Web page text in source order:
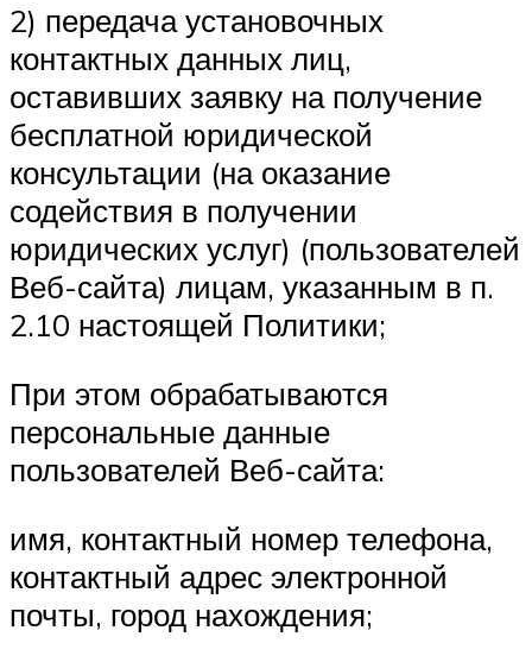
2) передача установочных
контактных данных лиц,
оставивших заявку на получение
бесплатной юридической
консультации (на оказание
содействия в получении
юридических услуг) (пользователей
Веб-сайта) лицам, указанным в п.
2.10 настоящей Политики;
При этом обрабатываются
персональные данные
пользователей Веб-сайта:
имя, контактный номер телефона,
контактный адрес электронной
почты, город нахождения;